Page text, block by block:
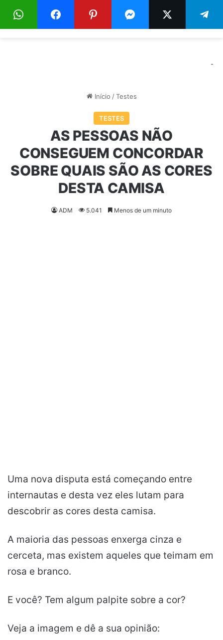
Menu
-
Início / Testes
TESTES
AS PESSOAS NÃO
CONSEGUEM CONCORDAR
SOBRE QUAIS SÃO AS CORES
DESTA CAMISA
ADM 5.041 Menos de um minuto
Uma nova disputa está começando entre
internautas e desta vez eles lutam para
descobrir as cores desta camisa.
A maioria das pessoas enxerga cinza e
cerceta, mas existem aqueles que teimam em
rosa e branco.
E você? Tem algum palpite sobre a cor?
Veja a imagem e dê a sua opinião: